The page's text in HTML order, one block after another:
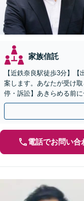
家族信託
【近鉄奈良駅徒歩3分】
案します。あなたが受け
停・訴訟】あきらめる前
の意志を反映し、トラブ
電話でお問い合